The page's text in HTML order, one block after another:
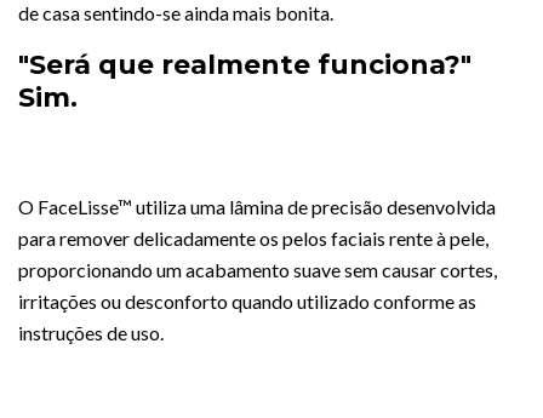
de casa sentindo-se ainda mais bonita.
"Será que realmente funciona?"
Sim.
O FaceLisse™ utiliza uma lâmina de precisão desenvolvida
para remover delicadamente os pelos faciais rente à pele,
proporcionando um acabamento suave sem causar cortes,
irritações ou desconforto quando utilizado conforme as
instruções de uso.